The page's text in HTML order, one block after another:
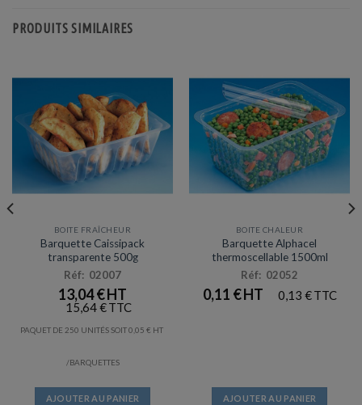
PRODUITS SIMILAIRES
BOITE FRAÎCHEUR
Barquette Caissipack
transparente 500g
Réf: 02007
13,04€
15,64€
PAQUET DE 250 UNITÉS SOIT0,05 €
/BARQUETTES
AJOUTER AU PANIER
BOITE CHALEUR
Barquette Alphacel
thermoscellable 1500ml
Réf: 02052
0,11 € 0,13 €
AJOUTER AU PANIER